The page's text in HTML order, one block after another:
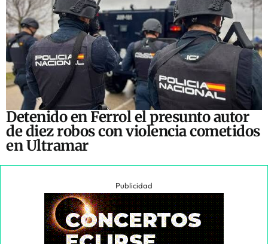
Detenido en Ferrol el presunto autor
de diez robos con violencia cometidos
en Ultramar
Publicidad